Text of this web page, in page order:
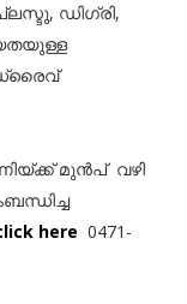
ഡിഗ്രി,
ഡ്രൈവ്
മുൻപ് വഴി
here 0471-